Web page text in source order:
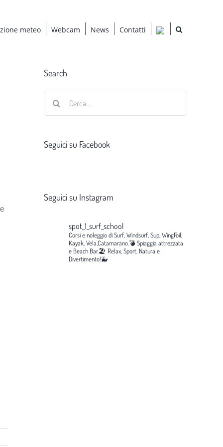
meteo Webcam News Contatti
Search
Seguici su Facebook
Seguici su Instagram
spot_1_surf_school
Corsi e noleggio di Surf, Windsurf, Sup, WingFoil,
Kayak, Vela,Catamarano.💣 Spiaggia attrezzata
e Beach Bar.🏖️ Relax, Sport, Natura e
Divertimento!🐳